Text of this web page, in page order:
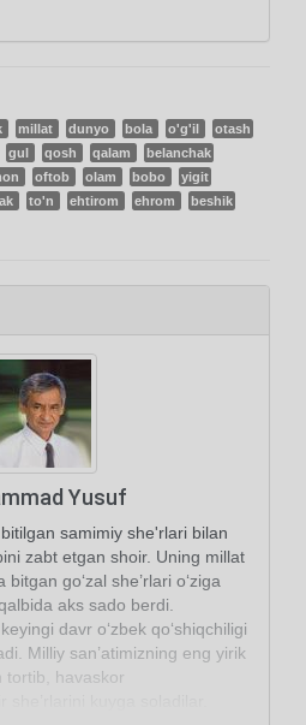
millat dunyo bola o'g'il
otash
gul qosh qalam
belanchak
oftob olam bobo
yigit
to'n ehtirom ehrom
beshik
Yusuf
samimiy she'rlari bilan
zabt etgan shoir. Uning millat
go‘zal she’rlari o‘ziga
aks sado berdi.
davr o‘zbek qo‘shiqchiligi
Milliy san’atimizning eng yirik
tortib, havaskor